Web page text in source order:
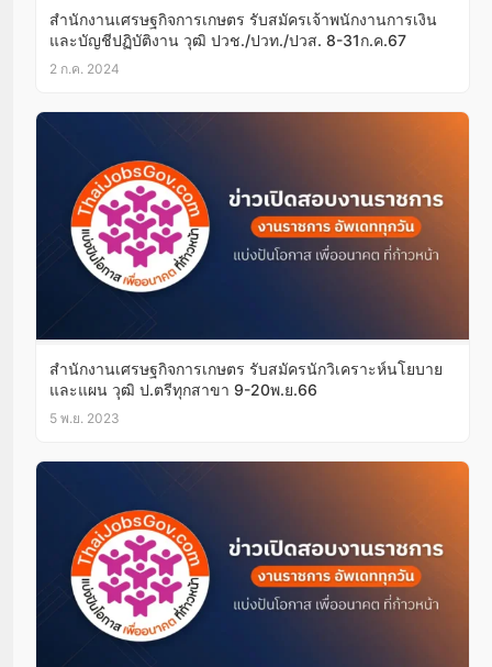
สำนักงานเศรษฐกิจการเกษตร รับสมัครเจ้าพนักงานการเงิน
และบัญชีปฏิบัติงาน วุฒิ ปวช./ปวท./ปวส. 8-31ก.ค.67
2 ก.ค. 2024
สํานักงานเศรษฐกิจการเกษตร รับสมัครนักวิเคราะห์นโยบาย
และแผน วุุฒิ ป.ตรีทุกสาขา 9-20พ.ย.66
5 พ.ย. 2023